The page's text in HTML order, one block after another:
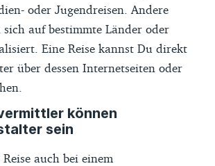
oder Jugendreisen. Andere
auf bestimmte Länder oder
Eine Reise kannst Du direkt
über dessen Internetseiten oder
können
sein
auch bei einem